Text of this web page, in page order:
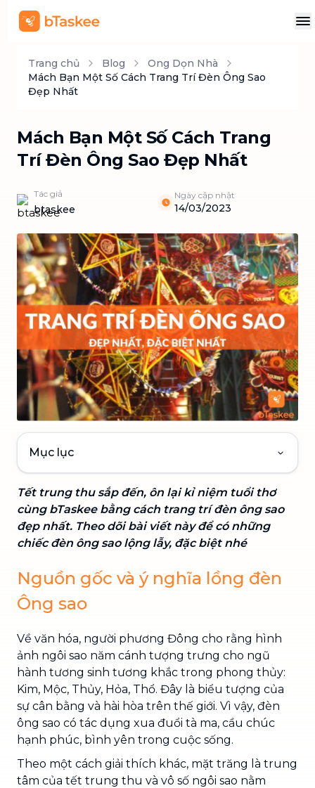
Trang chủ Blog
Ong Dọn Nhà
Mách Bạn Một Số Cách Trang Trí Đèn Ông Sao
Đẹp Nhất
Mách Bạn Một Số Cách Trang
Trí Đèn Ông Sao Đẹp Nhất
Tác giả
btaskee
Ngày cập nhật
14/03/2023
Mục lục
Tết trung thu sắp đến, ôn lại kỉ niệm tuổi thơ
cùng bTaskee bằng cách trang trí đèn ông sao
đẹp nhất. Theo dõi bài viết này để có những
chiếc đèn ông sao lộng lẫy, đặc biệt nhé
Nguồn gốc và ý nghĩa lồng đèn
Ông sao
Về văn hóa, người phương Đông cho rằng hình
ảnh ngôi sao năm cánh tượng trưng cho ngũ
hành tương sinh tương khắc trong phong thủy:
Kim, Mộc, Thủy, Hỏa, Thổ. Đây là biểu tượng của
sự cân bằng và hài hòa trên thế giới. Vì vậy, đèn
ông sao có tác dụng xua đuổi tà ma, cầu chúc
hạnh phúc, bình yên trong cuộc sống.
Theo một cách giải thích khác, mặt trăng là trung
tâm của tết trung thu và vô số ngôi sao nằm